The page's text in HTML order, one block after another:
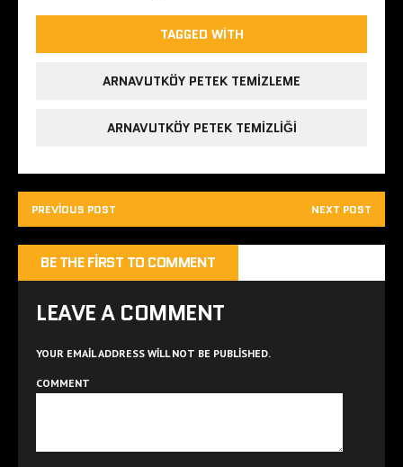
TAGGED WITH
ARNAVUTKÖY PETEK TEMIZLEME
ARNAVUTKÖY PETEK TEMIZLIĞI
PREVIOUS POST NEXT POST
BE THE FIRST TO COMMENT
LEAVE A COMMENT
YOUR EMAIL ADDRESS WILL NOT BE PUBLISHED.
COMMENT